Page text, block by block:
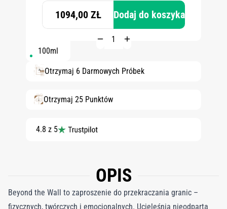
1094,00 ZŁ Dodaj do koszyka
100ml
Otrzymaj 6 Darmowych Próbek
Otrzymaj 25 Punktów
4.8 z 5
OPIS
Beyond the Wall to zaproszenie do przekraczania granic –
fizycznych, twórczych i emocjonalnych. Ucieleśnia nieodpartą